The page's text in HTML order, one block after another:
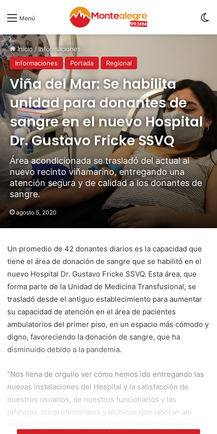
Menú
Inicio/Informaciones
Informaciones
Portada Regional
Viña del Mar: Se habilita
unidad para donantes de
sangre en el nuevo Hospital
Dr. Gustavo Fricke SSVQ
Área acondicionada se trasladó del actual al
nuevo recinto viñamarino, entregando una
atención segura y de calidad a los donantes de
sangre.
agosto 5, 2020
Un promedio de 42 donantes diarios es la capacidad que
tiene el área de donación de sangre que se habilitó en el
nuevo Hospital Dr. Gustavo Fricke SSVQ. Esta área, que
forma parte de la Unidad de Medicina Transfusional, se
trasladó desde el antiguo establecimiento para aumentar
su capacidad de atención en el área de pacientes
ambulatorios del primer piso, en un espacio más cómodo y
digno, favoreciendo la donación de sangre, que ha
disminuido debido a la pandemia.
“Nos llena de orgullo ver cómo hemos ido entregando las
nuevas instalaciones del Hospital y la satisfacción de
nuestros usuarios, de nuestros funcionarios y las
jefaturas, los profesionales y técnicos que laboran ahí